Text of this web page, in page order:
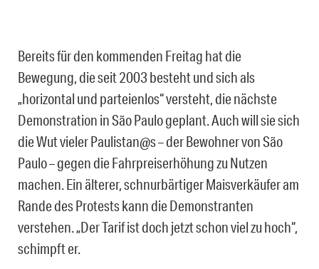
Bereits für den kommenden Freitag hat die
Bewegung, die seit 2003 besteht und sich als
„horizontal und parteienlos“ versteht, die nächste
Demonstration in São Paulo geplant. Auch will sie sich
die Wut vieler Paulistan@s – der Bewohner von São
Paulo – gegen die Fahrpreiserhöhung zu Nutzen
machen. Ein älterer, schnurbärtiger Maisverkäufer am
Rande des Protests kann die Demonstranten
verstehen. „Der Tarif ist doch jetzt schon viel zu hoch“,
schimpft er.